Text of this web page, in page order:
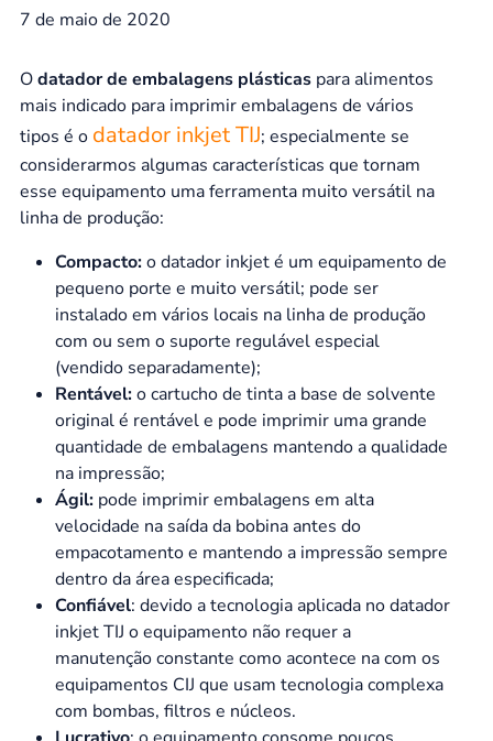
7 de maio de 2020
Odatador de embalagens plásticas para alimentos
mais indicado para imprimir embalagens de vários
tipos é o datador inkjet TIJ; especialmente se
considerarmos algumas características que tornam
esse equipamento uma ferramenta muito versátil na
linha de produção:
Compacto:o datador inkjet é um equipamento de
pequeno porte e muito versátil; pode ser
instalado em vários locais na linha de produção
com ou sem o suporte regulável especial
(vendido separadamente);
Rentável:o cartucho de tinta a base de solvente
original é rentável e pode imprimir uma grande
quantidade de embalagens mantendo a qualidade
na impressão;
Ágil: pode imprimir embalagens em alta
velocidade na saída da bobina antes do
empacotamento e mantendo a impressão sempre
dentro da área especificada;
Confiável: devido a tecnologia aplicada no datador
inkjet TIJ o equipamento não requer a
manutenção constante como acontece na com os
equipamentos CIJ que usam tecnologia complexa
com bombas, filtros e núcleos.